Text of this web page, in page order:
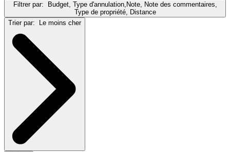
Filtrer par:
Budget, Type d'annulation,Note, Note des commentaires,
Type de propriété, Distance
Trier par:
Le moins cher